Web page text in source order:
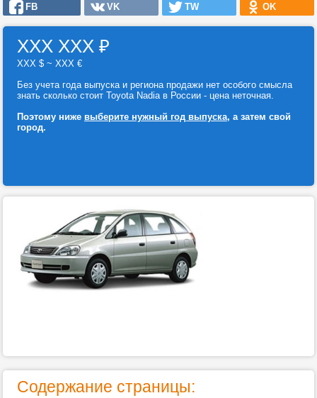
FB VK TW OK
ХХХ ХХХ ₽
ХХХ $ ~ ХХХ €
Без учета года выпуска и региона продажи нет особого смысла
знать сколько стоит Toyota Nadia в России - цена неточная.
Поэтому ниже выберите нужный год выпуска, а затем свой
город.
Содержание страницы: